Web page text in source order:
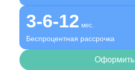
3-6-12 мес.
Беспроцентная рассрочка
Оформить